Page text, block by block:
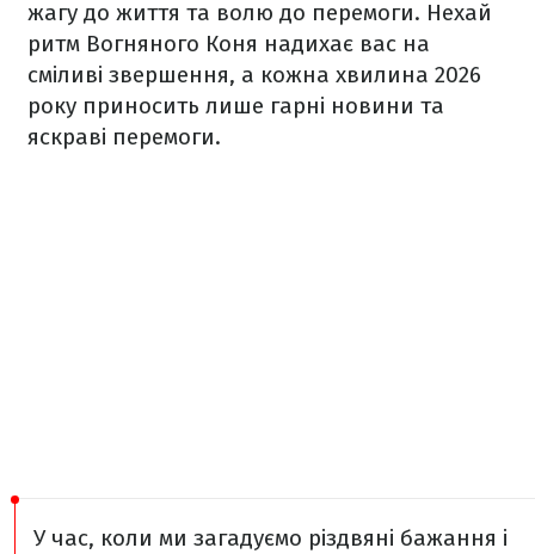
жагу до життя та волю до перемоги. Нехай
ритм Вогняного Коня надихає вас на
сміливі звершення, а кожна хвилина 2026
року приносить лише гарні новини та
яскраві перемоги.
У час, коли ми загадуємо різдвяні бажання і